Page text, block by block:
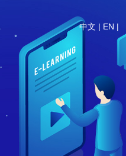
中文 | EN |